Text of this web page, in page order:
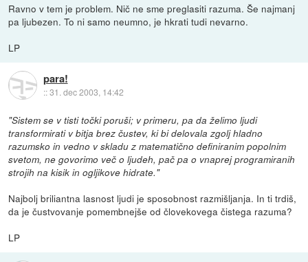
Ravno v tem je problem. Nič ne sme preglasiti razuma. Še najmanj
pa ljubezen. To ni samo neumno, je hkrati tudi nevarno.
LP
para!
::31. dec 2003, 14:42
"Sistem se v tisti točki poruši; v primeru, pa da želimo ljudi
transformirati v bitja brez čustev, ki bi delovala zgolj hladno
razumsko in vedno v skladu z matematično definiranim popolnim
svetom, ne govorimo več o ljudeh, pač pa o vnaprej programiranih
strojih na kisik in ogljikove hidrate."
Najbolj briliantna lasnost ljudi je sposobnost razmišljanja. In ti trdiš,
da je čustvovanje pomembnejše od človekovega čistega razuma?
LP